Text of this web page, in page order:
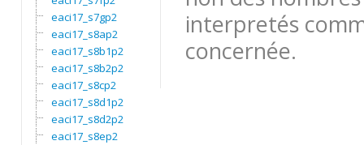
eaci17_s7gp2
eaci17_s8ap2
eaci17_s8b1p2
eaci17_s8b2p2
eaci17_s8cp2
eaci17_s8d1p2
eaci17_s8d2p2
eaci17_s8ep2
interpretés
concernée.